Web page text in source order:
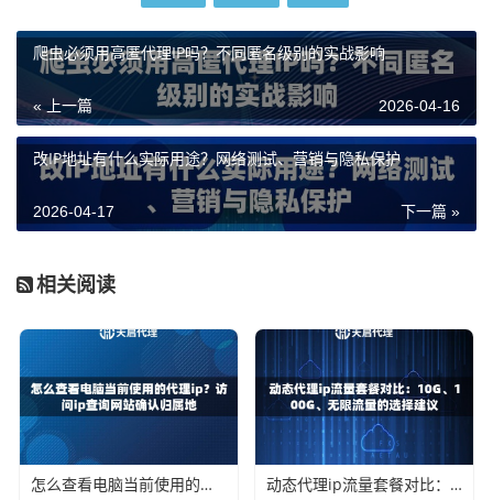
节点覆盖范围：节点分布的城市越多，意味着你在选择“位
置”时有更大的灵活性。
技术支持的响应速度：遇到问题时，能否得到快速、专业的
技术支持至关重要。
以天启代理为例，其提供的代理IP资源由运营商正规授权，
确保了来源的合法与安全。全国200多个城市的自建机房节
是，其IP可用率高达99%以上，响应延迟控制在10毫秒以
搭配天启代理API实现智能切换
许多功能强大的代理IP管理插件支持通过API接口动态获取I
P。这种方式比在插件里手动填写固定代理服务器地址要智
能得多。你可以将天启代理提供的API接口配置到插件中，
爬虫必须用高匿代理IP吗？不同匿名级别的实战影响
« 上一篇 2026-04-16
改IP地址有什么实际用途？网络测试、营销与隐私保护
下一篇 »
2026-04-17
相关阅读
怎么查看电脑当前使用的代理ip？访问ip查询网站确认归属地 动态代理ip流量套餐对比：10G、100G、无限流量的选择建议